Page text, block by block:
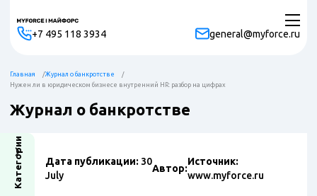
+7 495 118 3934 general@myforce.ru
Главная
Журнал о банкротстве
Нужен ли в юридическом бизнесе внутренний HR: разбор на цифрах
Журнал о банкротстве
Категории Дата публикации: 30
July
Автор:
Источник:
www.myforce.ru